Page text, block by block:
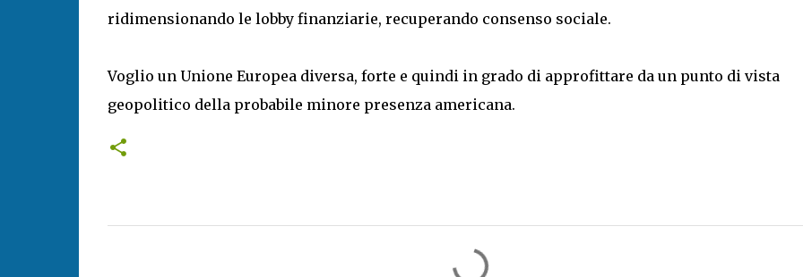
ridimensionando le lobby finanziarie, recuperando consenso sociale.
Voglio un Unione Europea diversa, forte e quindi in grado di approfittare da un punto di vista
geopolitico della probabile minore presenza americana.